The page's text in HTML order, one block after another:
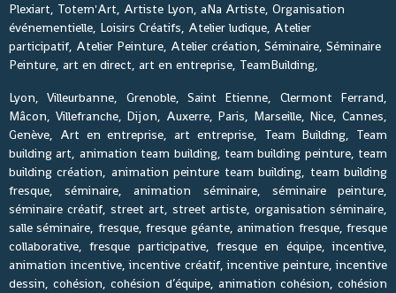
Plexiart, Totem'Art, Artiste Lyon, aNa Artiste, Organisation
événementielle, Loisirs Créatifs, Atelier ludique, Atelier
participatif, Atelier Peinture, Atelier création, Séminaire, Séminaire
Peinture, art en direct, art en entreprise, TeamBuilding,
Lyon, Villeurbanne, Grenoble, Saint Etienne, Clermont Ferrand,
Mâcon, Villefranche, Dijon, Auxerre, Paris, Marseille, Nice, Cannes,
Genève, Art en entreprise, art entreprise, Team Building, Team
building art, animation team building, team building peinture, team
building création, animation peinture team building, team building
fresque, séminaire, animation séminaire, séminaire peinture,
séminaire créatif, street art, street artiste, organisation séminaire,
salle séminaire, fresque, fresque géante, animation fresque, fresque
collaborative, fresque participative, fresque en équipe, incentive,
animation incentive, incentive créatif, incentive peinture, incentive
dessin, cohésion, cohésion d’équipe, animation cohésion, cohésion